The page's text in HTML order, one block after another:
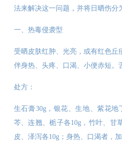
法来解决这一问题，并将日晒伤分
一、热毒侵袭型
受晒皮肤红肿、光亮，或有红色
伴身热、头疼、口渴、小便赤短。
处方：
生石膏30g，银花、生地、紫花地
芩、连翘、栀子各10g，竹叶、甘
皮、泽泻各10g；身热、口渴者，